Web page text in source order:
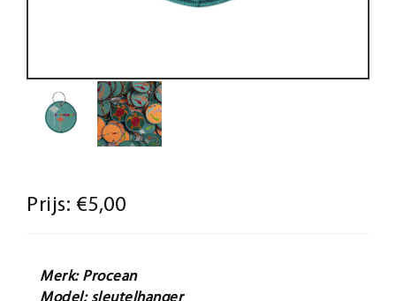
Prijs: €5,00
Merk: Procean
Model: sleutelhanger